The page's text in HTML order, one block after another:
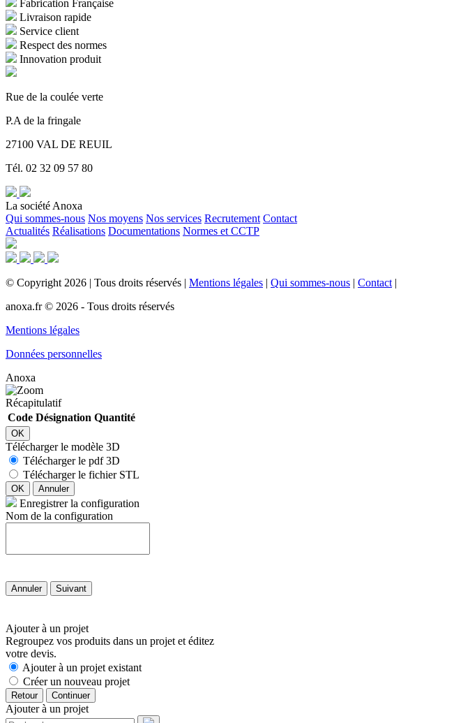
Fabrication Française
Livraison rapide
Service client
Respect des normes
Innovation produit
Rue de la coulée verte
P.A de la fringale
27100 VAL DE REUIL
Tél. 02 32 09 57 80
La société Anoxa
Qui sommes-nous Nos moyens Nos services Recrutement Contact
Actualités Réalisations Documentations Normes et CCTP
© Copyright 2026 | Tous droits réservés | Mentions légales | Qui sommes-nous | Contact |
anoxa.fr © 2026 - Tous droits réservés
Mentions légales
Données personnelles
Anoxa
Récapitulatif
Code Désignation Quantité
OK
Télécharger le modèle 3D
Télécharger le pdf 3D
Télécharger le fichier STL
OK Annuler
Enregistrer la configuration
Nom de la configuration
Annuler Suivant
Ajouter à un projet
Regroupez vos produits dans un projet et éditez
votre devis.
Ajouter à un projet existant
Créer un nouveau projet
Retour Continuer
Ajouter à un projet